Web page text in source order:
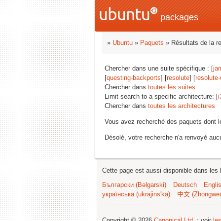
packages
» Ubuntu » Paquets » Résultats de la
Chercher dans une suite spécifique : [
[questing-backports] [resolute] [
Chercher dans toutes les suites
Limit search to a specific architecture: [
Chercher dans toutes les architectures
Vous avez recherché des paquets dont
Désolé, votre recherche n'a renvoyé
Cette page est aussi disponible dans les
Български (Bəlgarski)
Deutsch
українська (ukrajins'ka)
中文